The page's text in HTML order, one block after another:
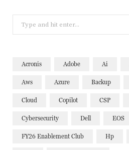
for:
Acronis Adobe Ai
Aws Azure Backup
Cloud Copilot CSP
Cybersecurity Dell EOS
FY26 Enablement Club Hp